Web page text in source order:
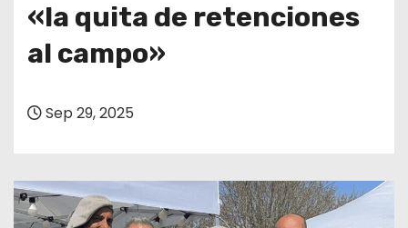
«la quita de retenciones
al campo»
Sep 29, 2025